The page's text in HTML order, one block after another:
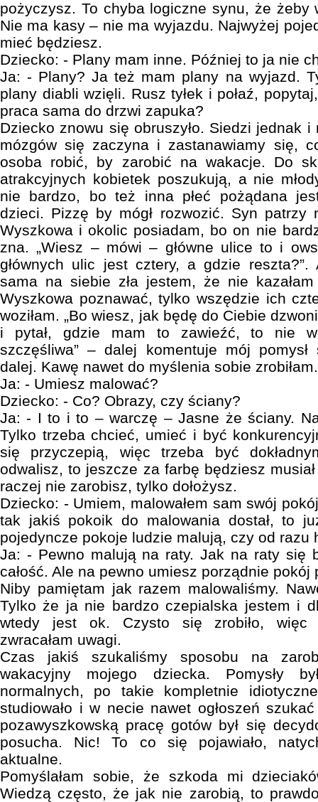
pożyczysz. To chyba logiczne synu, że żeby
Nie ma kasy – nie ma wyjazdu. Najwyżej
mieć będziesz.
Dziecko: - Plany mam inne. Później to ja nie
Ja: - Plany? Ja też mam plany na wyjazd.
plany diabli wzięli. Rusz tyłek i połaź,
praca sama do drzwi zapuka?
Dziecko znowu się obruszyło. Siedzi jednak
mózgów się zaczyna i zastanawiamy się,
osoba robić, by zarobić na wakacje. Do
atrakcyjnych kobietek poszukują, a nie
nie bardzo, bo też inna płeć pożądana
dzieci. Pizzę by mógł rozwozić. Syn
Wyszkowa i okolic posiadam, bo on nie
zna. „Wiesz – mówi – główne ulice to i
głównych ulic jest cztery, a gdzie
sama na siebie zła jestem, że nie
Wyszkowa poznawać, tylko wszędzie ich
woziłam. „Bo wiesz, jak będę do Ciebie
i pytał, gdzie mam to zawieźć, to nie
szczęśliwa” – dalej komentuje mój
dalej. Kawę nawet do myślenia sobie zrobiłam.
Ja: - Umiesz malować?
Dziecko: - Co? Obrazy, czy ściany?
Ja: - I to i to – warczę – Jasne że ściany.
Tylko trzeba chcieć, umieć i być
się przyczepią, więc trzeba być
odwalisz, to jeszcze za farbę będziesz
raczej nie zarobisz, tylko dołożysz.
Dziecko: - Umiem, malowałem sam swój
tak jakiś pokoik do malowania dostał, to
pojedyncze pokoje ludzie malują, czy od razu
Ja: - Pewno malują na raty. Jak na raty się
całość. Ale na pewno umiesz porządnie pokój
Niby pamiętam jak razem malowaliśmy.
Tylko że ja nie bardzo czepialska jestem i
wtedy jest ok. Czysto się zrobiło, więc
zwracałam uwagi.
Czas jakiś szukaliśmy sposobu na
wakacyjny mojego dziecka. Pomysły
normalnych, po takie kompletnie
studiowało i w necie nawet ogłoszeń
pozawyszkowską pracę gotów był się
posucha. Nic! To co się pojawiało,
aktualne.
Pomyślałam sobie, że szkoda mi
Wiedzą często, że jak nie zarobią, to